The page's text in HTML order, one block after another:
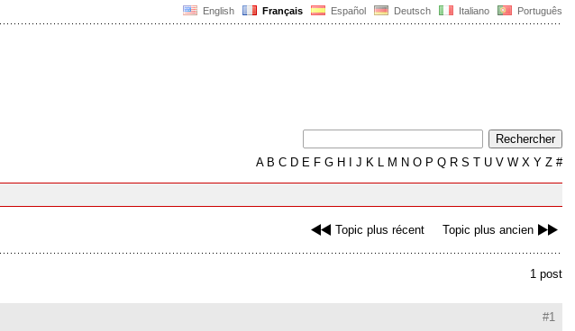
English Français Español Deutsch Italiano Português
AB C D E F G H J K L M N O P Q R S T U V W X Y Z #
Topic plus récent Topic plus ancien
1 post
#1